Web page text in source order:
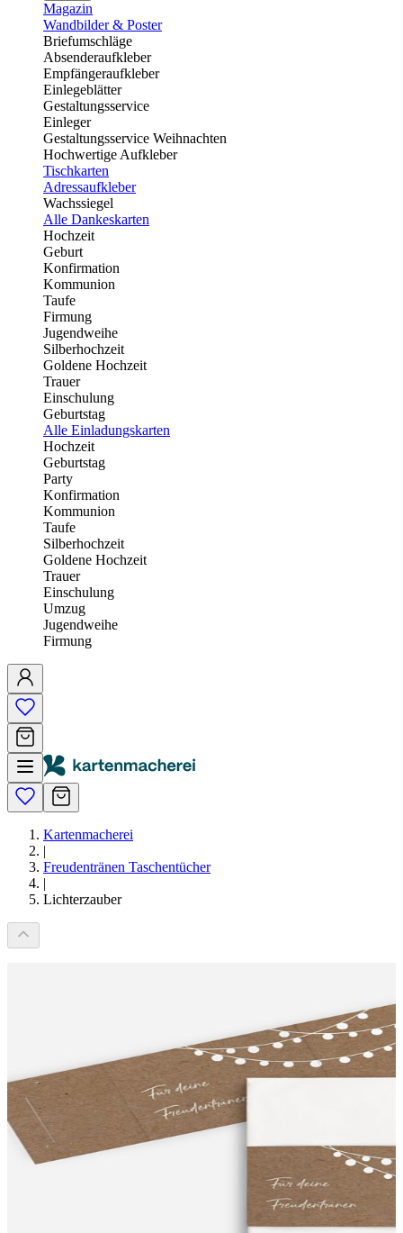
Magazin
Wandbilder & Poster
Briefumschläge
Absenderaufkleber
Empfängeraufkleber
Einlegeblätter
Gestaltungsservice
Einleger
Gestaltungsservice Weihnachten
Hochwertige Aufkleber
Tischkarten
Adressaufkleber
Wachssiegel
Alle Dankeskarten
Hochzeit
Geburt
Konfirmation
Kommunion
Taufe
Firmung
Jugendweihe
Silberhochzeit
Goldene Hochzeit
Trauer
Einschulung
Geburtstag
Alle Einladungskarten
Hochzeit
Geburtstag
Party
Konfirmation
Kommunion
Taufe
Silberhochzeit
Goldene Hochzeit
Trauer
Einschulung
Umzug
Jugendweihe
Firmung
Kartenmacherei
|
Freudentränen Taschentücher
|
Lichterzauber